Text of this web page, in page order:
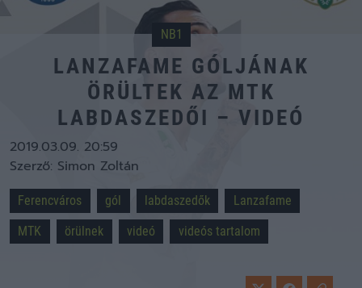
NB1
LANZAFAME GÓLJÁNAK
ÖRÜLTEK AZ MTK
LABDASZEDŐI – VIDEÓ
2019.03.09. 20:59
Szerző: Simon Zoltán
Ferencváros gól labdaszedők
Lanzafame
MTK
örülnek videó videós tartalom